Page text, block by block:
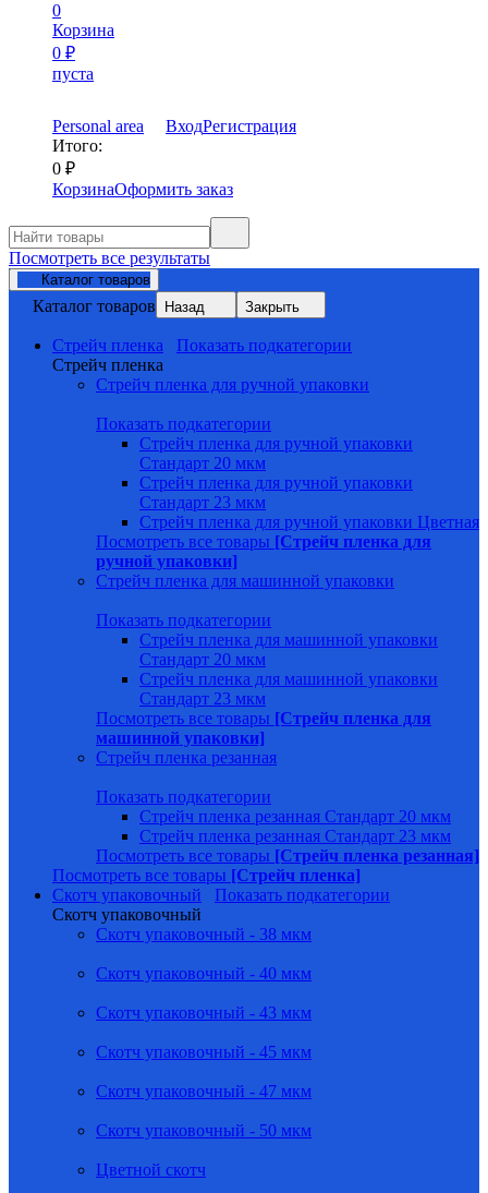
0
Корзина
0 ₽
пуста
Personal area ВходРегистрация
Итого:
0 ₽
КорзинаОформить заказ
Посмотреть все результаты
Каталог товаров
Каталог товаров Назад Закрыть
Стрейч пленка
Показать подкатегории
Стрейч пленка
Стрейч пленка для ручной упаковки
Показать подкатегории
Стрейч пленка для ручной упаковки
Стандарт 20 мкм
Стрейч пленка для ручной упаковки
Стандарт 23 мкм
Стрейч пленка для ручной упаковки Цветная
Посмотреть все товары [Стрейч пленка для
ручной упаковки]
Стрейч пленка для машинной упаковки
Показать подкатегории
Стрейч пленка для машинной упаковки
Стандарт 20 мкм
Стрейч пленка для машинной упаковки
Стандарт 23 мкм
Посмотреть все товары [Стрейч пленка для
машинной упаковки]
Стрейч пленка резанная
Показать подкатегории
Стрейч пленка резанная Стандарт 20 мкм
Стрейч пленка резанная Стандарт 23 мкм
Посмотреть все товары [Стрейч пленка резанная]
Посмотреть все товары [Стрейч пленка]
Скотч упаковочный
Показать подкатегории
Скотч упаковочный
Скотч упаковочный - 38 мкм
Скотч упаковочный - 40 мкм
Скотч упаковочный - 43 мкм
Скотч упаковочный - 45 мкм
Скотч упаковочный - 47 мкм
Скотч упаковочный - 50 мкм
Цветной скотч